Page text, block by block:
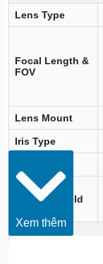
Lens Type
Focal Length &
FOV
Lens Mount
Iris Type
Depth of Field
DORI
Xem thêm